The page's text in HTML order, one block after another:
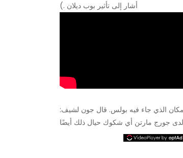
أشار إلى تأثير بوب ديلان .)
الذي جاء فيه بولس. قال جون لشيف: